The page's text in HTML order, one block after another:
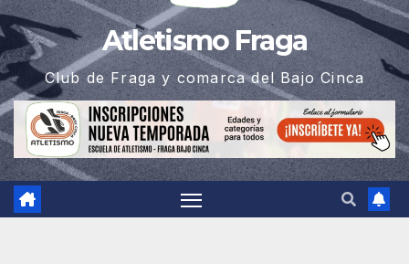
Atletismo Fraga
Club de Fraga y comarca del Bajo Cinca